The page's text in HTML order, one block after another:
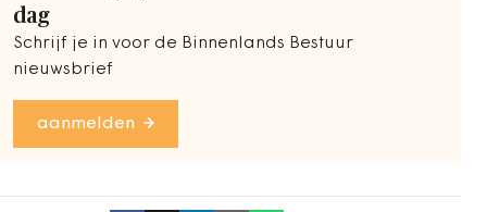
dag
Schrijf je in voor de Binnenlands Bestuur
nieuwsbrief
aanmelden